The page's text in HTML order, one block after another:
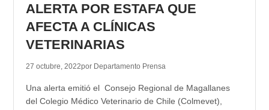
ALERTA POR ESTAFA QUE
AFECTA A CLÍNICAS
VETERINARIAS
27 octubre, 2022por Departamento Prensa
Una alerta emitió el Consejo Regional de Magallanes
del Colegio Médico Veterinario de Chile (Colmevet),